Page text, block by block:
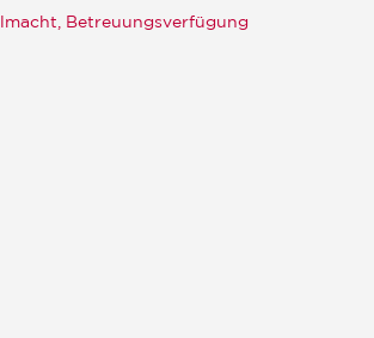
Betreuungsverfügung